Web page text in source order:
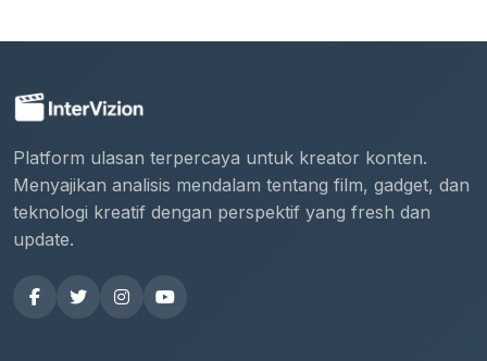
Platform ulasan terpercaya untuk kreator konten.
Menyajikan analisis mendalam tentang film, gadget, dan
teknologi kreatif dengan perspektif yang fresh dan
update.